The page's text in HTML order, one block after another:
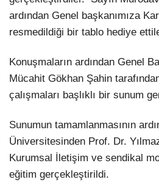
ardından Genel başkanımıza
resmedildiği bir tablo hediye
Konuşmaların ardından Genel
Mücahit Gökhan Şahin
çalışmaları başlıklı bir sunum
Sunumun tamamlanmasının
Üniversitesinden Prof. Dr.
Kurumsal İletişim ve sendikal
eğitim gerçekleştirildi.